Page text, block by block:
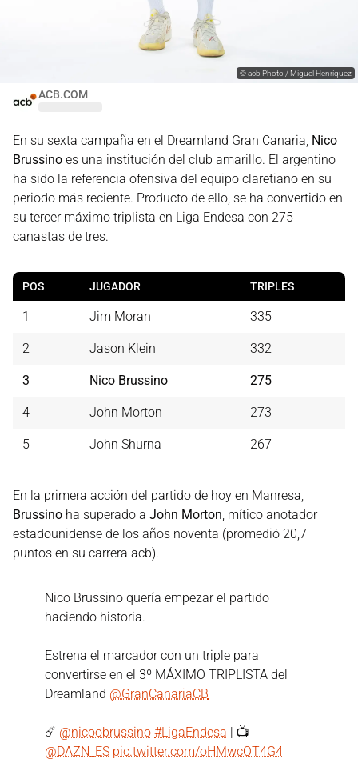
ACB.COM
©acb Photo / Miguel Henríquez
En su sexta campaña en el Dreamland Gran Canaria, Nico
Brussino es una institución del club amarillo. El argentino
ha sido la referencia ofensiva del equipo claretiano en su
periodo más reciente. Producto de ello, se ha convertido en
su tercer máximo triplista en Liga Endesa con 275
canastas de tres.
POS JUGADOR TRIPLES
1 Jim Moran 335
2 Jason Klein 332
3 Nico Brussino 275
4 John Morton 273
5 John Shurna 267
En la primera acción del partido de hoy en Manresa,
Brussino ha superado a John Morton, mítico anotador
estadounidense de los años noventa (promedió 20,7
puntos en su carrera acb).
Nico Brussino quería empezar el partido
haciendo historia.
Estrena el marcador con un triple para
convertirse en el 3º MÁXIMO TRIPLISTA del
Dreamland @GranCanariaCB
☄️ @nicoobrussino #LigaEndesa | 📺
@DAZN_ES pic.twitter.com/oHMwcOT4G4